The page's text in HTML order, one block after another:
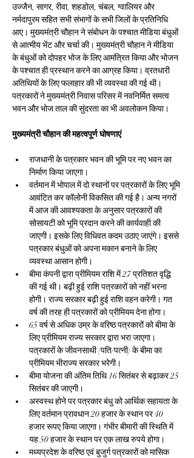
उज्जैन, सागर, रीवा, शहडोल, चंबल, ग्वालियर और
नर्मदापुरम सहित सभी संभागों के सभी जिलों के प्रतिनिधि
आए। मुख्यमंत्री चौहान ने संबोधन के पश्चात मीडिया बंधुओं
से आत्मीय भेंट और चर्चा की। मुख्यमंत्री चौहान ने मीडिया
के बंधुओं को दोपहर भोज के लिए आमंत्रित किया और भोजन
के पश्चात ही प्रस्थान करने का आग्रह किया। व्रतधारी
अतिथियों के लिए फलाहार की भी व्यवस्था की गई थी।
पत्रकारों ने मुख्यमंत्री निवास परिसर में नवनिर्मित समत्व
भवन और भोज ताल की सुंदरता का भी अवलोकन किया।
मुख्यमंत्री चौहान की महत्वपूर्ण घोषणाएं
राजधानी के पत्रकार भवन की भूमि पर नए भवन का
निर्माण किया जाएगा।
वर्तमान में भोपाल में दो स्थानों पर पत्रकारों के लिए भूमि
आवंटित कर कॉलोनी विकसित की गई है। अन्य नगरों
में आज की आवश्यकता के अनुसार पत्रकारों की
सोसायटी को भूमि प्रदान करने की कार्यवाही की
जाएगी। इसके लिए विधिवत कदम उठाए जाएंगे। इससे
पत्रकार बंधुओं को अपना मकान बनाने के लिए
व्यवस्था आसान होगी।
बीमा कंपनी द्वारा प्रीमियम राशि में 27 प्रतिशत वृद्धि
की गई थी। बढ़ी हुई राशि पत्रकारों को नहीं भरना
होगी। राज्य सरकार बढ़ी हुई राशि वहन करेगी। गत
वर्ष की तरह ही पत्रकारों को प्रीमियम देना होगा।
65 वर्ष से अधिक उम्र के वरिष्ठ पत्रकारों को बीमा के
लिए प्रीमियम राज्य सरकार द्वारा भरा जाएगा।
पत्रकारों के जीवनसाथी (पति/पत्नी) के बीमा का
प्रीमियम भीराज्य सरकार भरेगी।
बीमा योजना की अंतिम तिथि 16 सितंबर से बढ़ाकर 25
सितंबर की जाएगी।
अस्वस्थ होने पर पत्रकार बंधु को आर्थिक सहायता के
लिए वर्तमान प्रावधान 20 हजार के स्थान पर 40
हजार रूपए किया जाएगा। गंभीर बीमारी की स्थिति में
यह 50 हजार के स्थान पर एक लाख रुपये होगा।
मध्यप्रदेश के वरिष्ठ एवं बुजुर्ग पत्रकारों को मासिक